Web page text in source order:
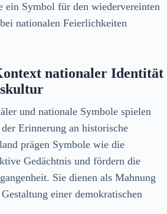
ein Symbol für den wiedervereinten
nationalen Feierlichkeiten
nationaler Identität
und nationale Symbole spielen
Erinnerung an historische
prägen Symbole wie die
Gedächtnis und fördern die
Sie dienen als Mahnung
einer demokratischen